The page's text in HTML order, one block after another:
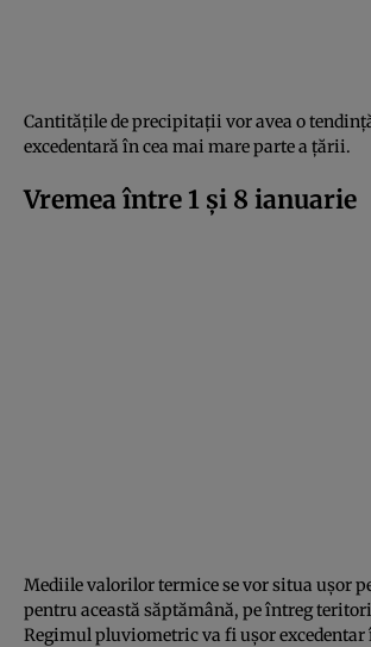
Cantitățile de precipitații vor avea o
excedentară în cea mai mare parte a țării.
Vremea între 1 și 8 ianuarie
Mediile valorilor termice se vor situa ușor
pentru această săptămână, pe întreg
Regimul pluviometric va fi ușor excedentar